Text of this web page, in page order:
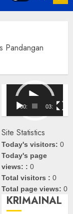
Pandangan
Pemutar
Video
00:00 03:08
Site Statistics
Today's visitors:0
Today's page
views: :0
Total visitors :0
Total page views:0
KRIMAINAL